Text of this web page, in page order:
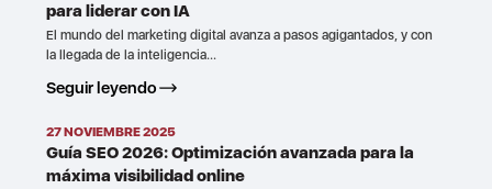
para liderar con IA
El mundo del marketing digital avanza a pasos agigantados, y con
la llegada de la inteligencia...
Seguir leyendo
27 NOVIEMBRE 2025
Guía SEO 2026: Optimización avanzada para la
máxima visibilidad online